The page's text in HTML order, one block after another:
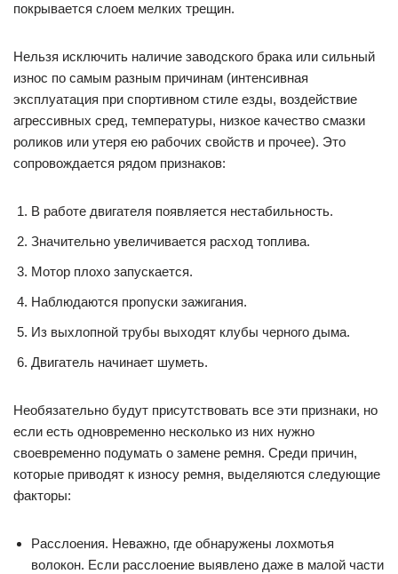
покрывается слоем мелких трещин.
Нельзя исключить наличие заводского брака или сильный
износ по самым разным причинам (интенсивная
эксплуатация при спортивном стиле езды, воздействие
агрессивных сред, температуры, низкое качество смазки
роликов или утеря ею рабочих свойств и прочее). Это
сопровождается рядом признаков:
В работе двигателя появляется нестабильность.
Значительно увеличивается расход топлива.
Мотор плохо запускается.
Наблюдаются пропуски зажигания.
Из выхлопной трубы выходят клубы черного дыма.
Двигатель начинает шуметь.
Необязательно будут присутствовать все эти признаки, но
если есть одновременно несколько из них нужно
своевременно подумать о замене ремня. Среди причин,
которые приводят к износу ремня, выделяются следующие
факторы:
Расслоения. Неважно, где обнаружены лохмотья
волокон. Если расслоение выявлено даже в малой части